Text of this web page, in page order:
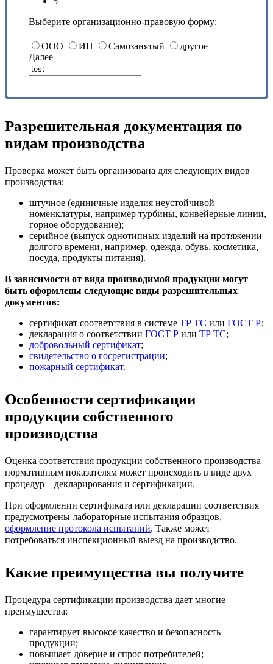
Выберите организационно-правовую форму:
ООО ИП Самозанятый
другое
Далее
Разрешительная документация по
видам производства
Проверка может быть организована для следующих видов
производства:
штучное (единичные изделия неустойчивой
номенклатуры, например турбины, конвейерные линии,
горное оборудование);
серийное (выпуск однотипных изделий на протяжении
долгого времени, например, одежда, обувь, косметика,
посуда, продукты питания).
В зависимости от вида производимой продукции могут
быть оформлены следующие виды разрешительных
документов:
сертификат соответствия в системе ТР ТС или ГОСТ Р;
декларация о соответствии ГОСТ Р или ТР ТС;
добровольный сертификат;
свидетельство о госрегистрации;
пожарный сертификат.
Особенности сертификации
продукции собственного
производства
Оценка соответствия продукции собственного производства
нормативным показателям может происходить в виде двух
процедур – декларирования и сертификации.
При оформлении сертификата или декларации соответствия
предусмотрены лабораторные испытания образцов,
оформление протокола испытаний. Также может
потребоваться инспекционный выезд на производство.
Какие преимущества вы получите
Процедура сертификации производства дает многие
преимущества:
гарантирует высокое качество и безопасность
продукции;
повышает доверие и спрос потребителей;